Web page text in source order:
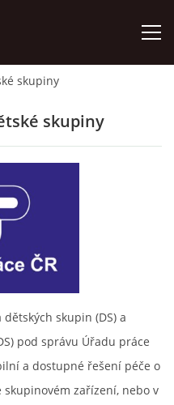
skupiny
skupiny
skupin (DS) a
pod správu Úřadu práce
a dostupné řešení péče o
zařízení, nebo v